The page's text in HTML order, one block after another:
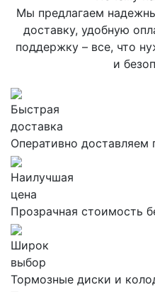
Мы предлагаем
доставку, удобную
поддержку – все, что
и
Быстрая
доставка
Оперативно доставляем
Наилучшая
цена
Прозрачная стоимость
Широк
выбор
Тормозные диски и